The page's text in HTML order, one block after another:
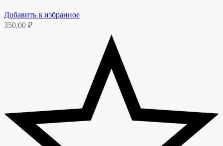
Добавить в избранное
350,00 ₽